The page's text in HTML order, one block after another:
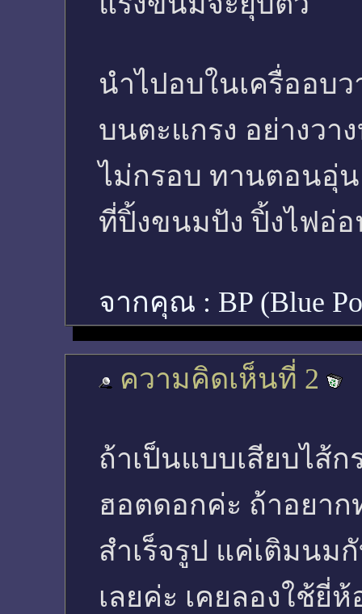
นำไปอบในเครื่ออบ
บนตะแกรง อย่างวา
ไม่กรอบ ทานตอนอุ่น
ที่ปิ้งขนมปัง ปิ้งไฟอ่
จากคุณ : BP (Blue
ความคิดเห็นที่ 2
ถ้าเป็นแบบเสียบไส้ก
ฮอตดอกค่ะ ถ้าอยาก
สำเร็จรูป แค่เติมนม
เลยค่ะ เคยลองใช้ยี่